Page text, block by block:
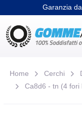
Garanzia
Home Cerchi
Ca8d6 - tn (4 fori